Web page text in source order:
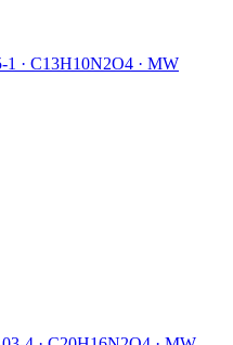
1 · C13H10N2O4 · MW